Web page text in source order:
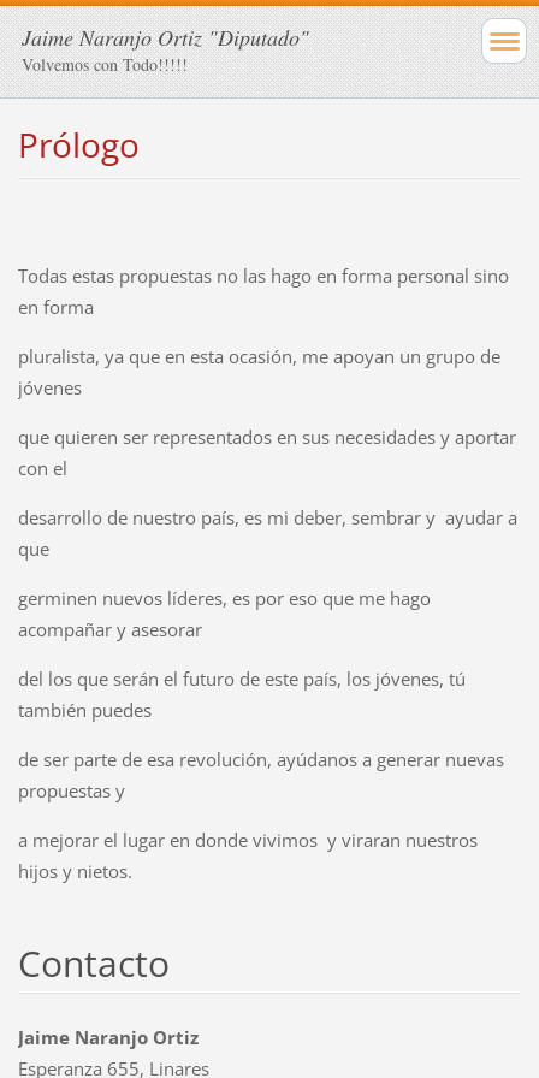
Jaime Naranjo Ortiz "Diputado"
Volvemos con Todo!!!!!
Prólogo
Todas estas propuestas no las hago en forma personal sino
en forma
pluralista, ya que en esta ocasión, me apoyan un grupo de
jóvenes
que quieren ser representados en sus necesidades y aportar
con el
desarrollo de nuestro país, es mi deber, sembrar y ayudar a
que
germinen nuevos líderes, es por eso que me hago
acompañar y asesorar
del los que serán el futuro de este país, los jóvenes, tú
también puedes
de ser parte de esa revolución, ayúdanos a generar nuevas
propuestas y
a mejorar el lugar en donde vivimos y viraran nuestros
hijos y nietos.
Contacto
Jaime Naranjo Ortiz
Esperanza 655, Linares